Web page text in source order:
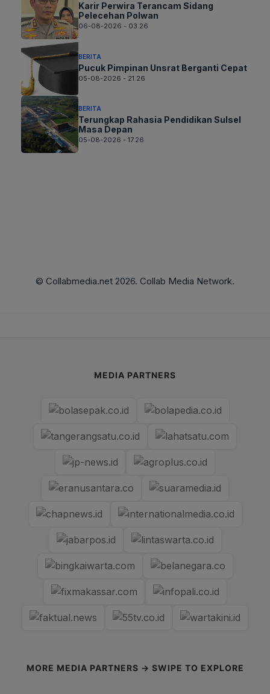
Karir Perwira Terancam Sidang
Pelecehan Polwan
06-08-2026 - 03.26
BERITA
Pucuk Pimpinan Unsrat Berganti Cepat
05-08-2026 - 21.26
BERITA
Terungkap Rahasia Pendidikan Sulsel
Masa Depan
05-08-2026 - 17.26
© Collabmedia.net 2026. Collab Media Network.
MEDIA PARTNERS
MORE MEDIA PARTNERS → SWIPE TO EXPLORE